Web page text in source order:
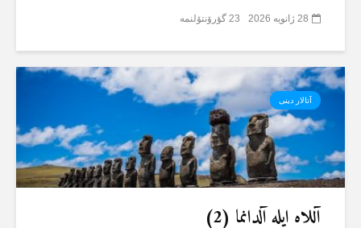
28 ژانویه 2026 23 گؤرۆنتۆلنمە
آتالار دینی
آللاە ایلە آلدانما (2)